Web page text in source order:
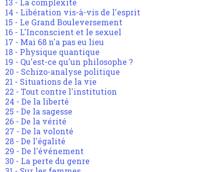
13 - La complexité
14 - Libération vis-à-vis de l'esprit
15 - Le Grand Bouleversement
16 - L'Inconscient et le sexuel
17 - Mai 68 n'a pas eu lieu
18 - Physique quantique
19 - Qu'est-ce qu'un philosophe ?
20 - Schizo-analyse politique
21 - Situations de la vie
22 - Tout contre l'institution
24 - De la liberté
25 - De la sagesse
26 - De la vérité
27 - De la volonté
28 - De l'égalité
29 - De l'événement
30 - La perte du genre